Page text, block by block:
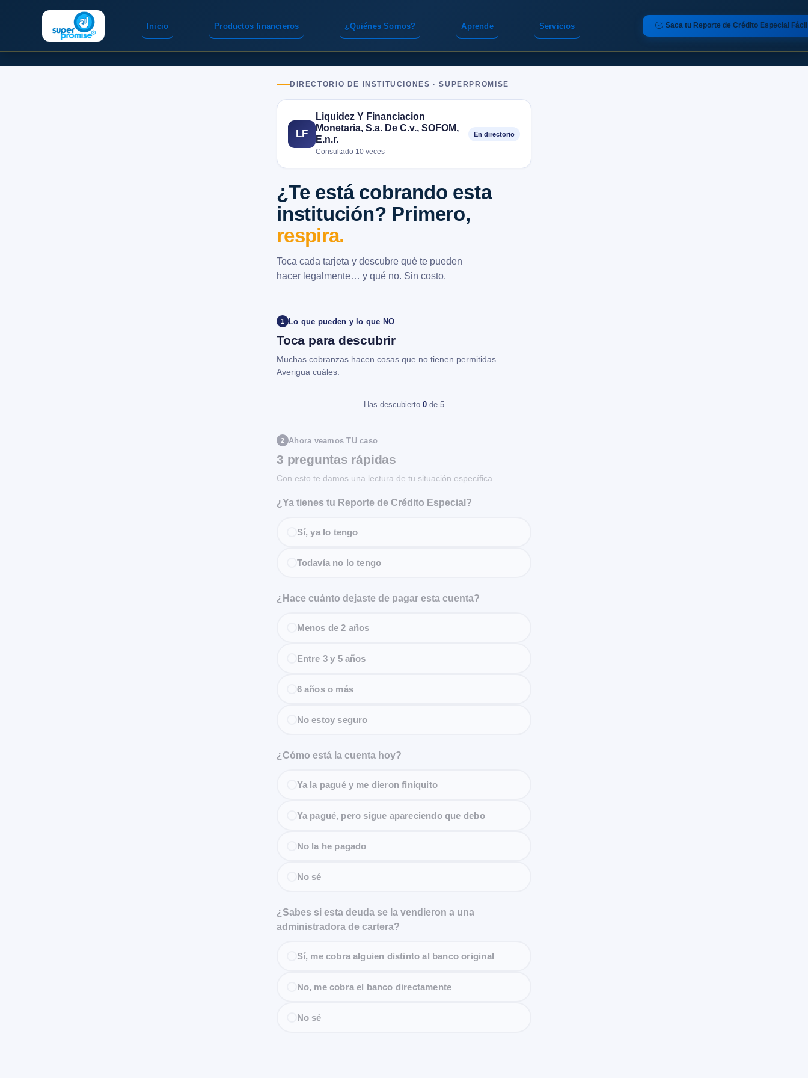
Inicio Servicios
Productos financieros ¿Quiénes Somos? Aprende Saca tu Reporte de Crédito Especial Fácil
DIRECTORIO DE INSTITUCIONES · SUPERPROMISE
LF
Liquidez Y Financiacion
Monetaria, S.a. De C.v., SOFOM,
E.n.r.
Consultado 10 veces
En directorio
¿Te está cobrando esta
institución? Primero,
respira.
Toca cada tarjeta y descubre qué te pueden
hacer legalmente… y qué no. Sin costo.
1 Lo que pueden y lo que NO
Toca para descubrir
Muchas cobranzas hacen cosas que no tienen permitidas.
Averigua cuáles.
Has descubierto 0 de 5
2 Ahora veamos TU caso
3 preguntas rápidas
Con esto te damos una lectura de tu situación específica.
¿Ya tienes tu Reporte de Crédito Especial?
Sí, ya lo tengo
Todavía no lo tengo
¿Hace cuánto dejaste de pagar esta cuenta?
Menos de 2 años
Entre 3 y 5 años
6 años o más
No estoy seguro
¿Cómo está la cuenta hoy?
Ya la pagué y me dieron finiquito
Ya pagué, pero sigue apareciendo que debo
No la he pagado
No sé
¿Sabes si esta deuda se la vendieron a una
administradora de cartera?
Sí, me cobra alguien distinto al banco original
No, me cobra el banco directamente
No sé